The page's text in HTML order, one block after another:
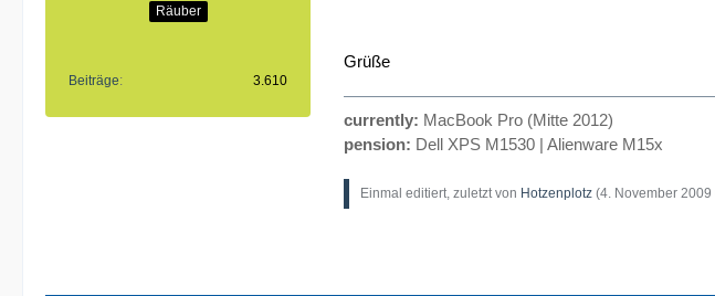
Räuber
Beiträge 3.610
Grüße
currently: MacBook Pro (Mitte 2012)
pension: Dell XPS M1530 | Alienware M15x
Einmal editiert, zuletzt von Hotzenplotz (4. November 2009